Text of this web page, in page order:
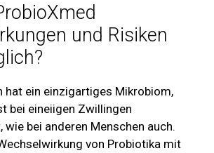
und Risiken
hat ein einzigartiges Mikrobiom,
bei eineiigen Zwillingen
wie bei anderen Menschen auch.
von Probiotika mit